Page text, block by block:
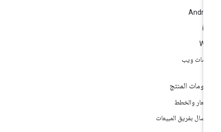
ويب
المنتج
والخطط
بفريق المبيعات